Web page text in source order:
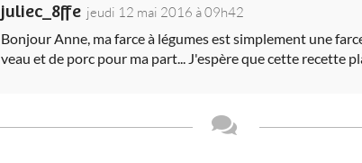
juliec_8ffe jeudi 12 mai 2016 à 09h42
Bonjour Anne, ma farce à légumes est simplement une
veau et de porc pour ma part... J'espère que cette recette